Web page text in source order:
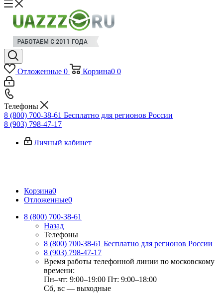
Отложенные 0 Корзина0 0
Телефоны
8 (800) 700-38-61 Бесплатно для регионов России
8 (903) 798-47-17
Личный кабинет
Корзина0
Отложенные0
8 (800) 700-38-61
Назад
Телефоны
8 (800) 700-38-61 Бесплатно для регионов России
8 (903) 798-47-17
Время работы телефонной линии по московскому
времени:
Пн–чт: 9:00–19:00 Пт: 9:00–18:00
Сб, вс — выходные